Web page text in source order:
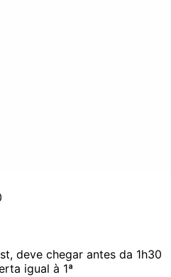
deve chegar antes da 1h30
igual à 1ª